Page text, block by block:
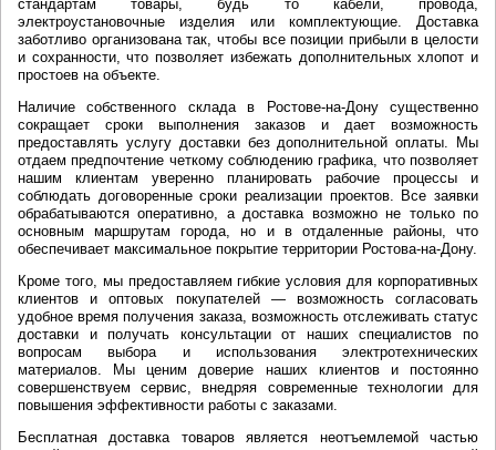
стандартам товары, будь то кабели, провода,
электроустановочные изделия или комплектующие. Доставка
заботливо организована так, чтобы все позиции прибыли в целости
и сохранности, что позволяет избежать дополнительных хлопот и
простоев на объекте.
Наличие собственного склада в Ростове-на-Дону существенно
сокращает сроки выполнения заказов и дает возможность
предоставлять услугу доставки без дополнительной оплаты. Мы
отдаем предпочтение четкому соблюдению графика, что позволяет
нашим клиентам уверенно планировать рабочие процессы и
соблюдать договоренные сроки реализации проектов. Все заявки
обрабатываются оперативно, а доставка возможно не только по
основным маршрутам города, но и в отдаленные районы, что
обеспечивает максимальное покрытие территории Ростова-на-Дону.
Кроме того, мы предоставляем гибкие условия для корпоративных
клиентов и оптовых покупателей — возможность согласовать
удобное время получения заказа, возможность отслеживать статус
доставки и получать консультации от наших специалистов по
вопросам выбора и использования электротехнических
материалов. Мы ценим доверие наших клиентов и постоянно
совершенствуем сервис, внедряя современные технологии для
повышения эффективности работы с заказами.
Бесплатная доставка товаров является неотъемлемой частью